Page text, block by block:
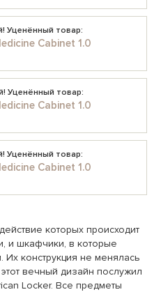
Уценённый товар:
Cabinet 1.0
Уценённый товар:
Cabinet 1.0
Уценённый товар:
Cabinet 1.0
которых происходит
и шкафчики, в которые
конструкция не менялась
вечный дизайн послужил
Locker. Все предметы